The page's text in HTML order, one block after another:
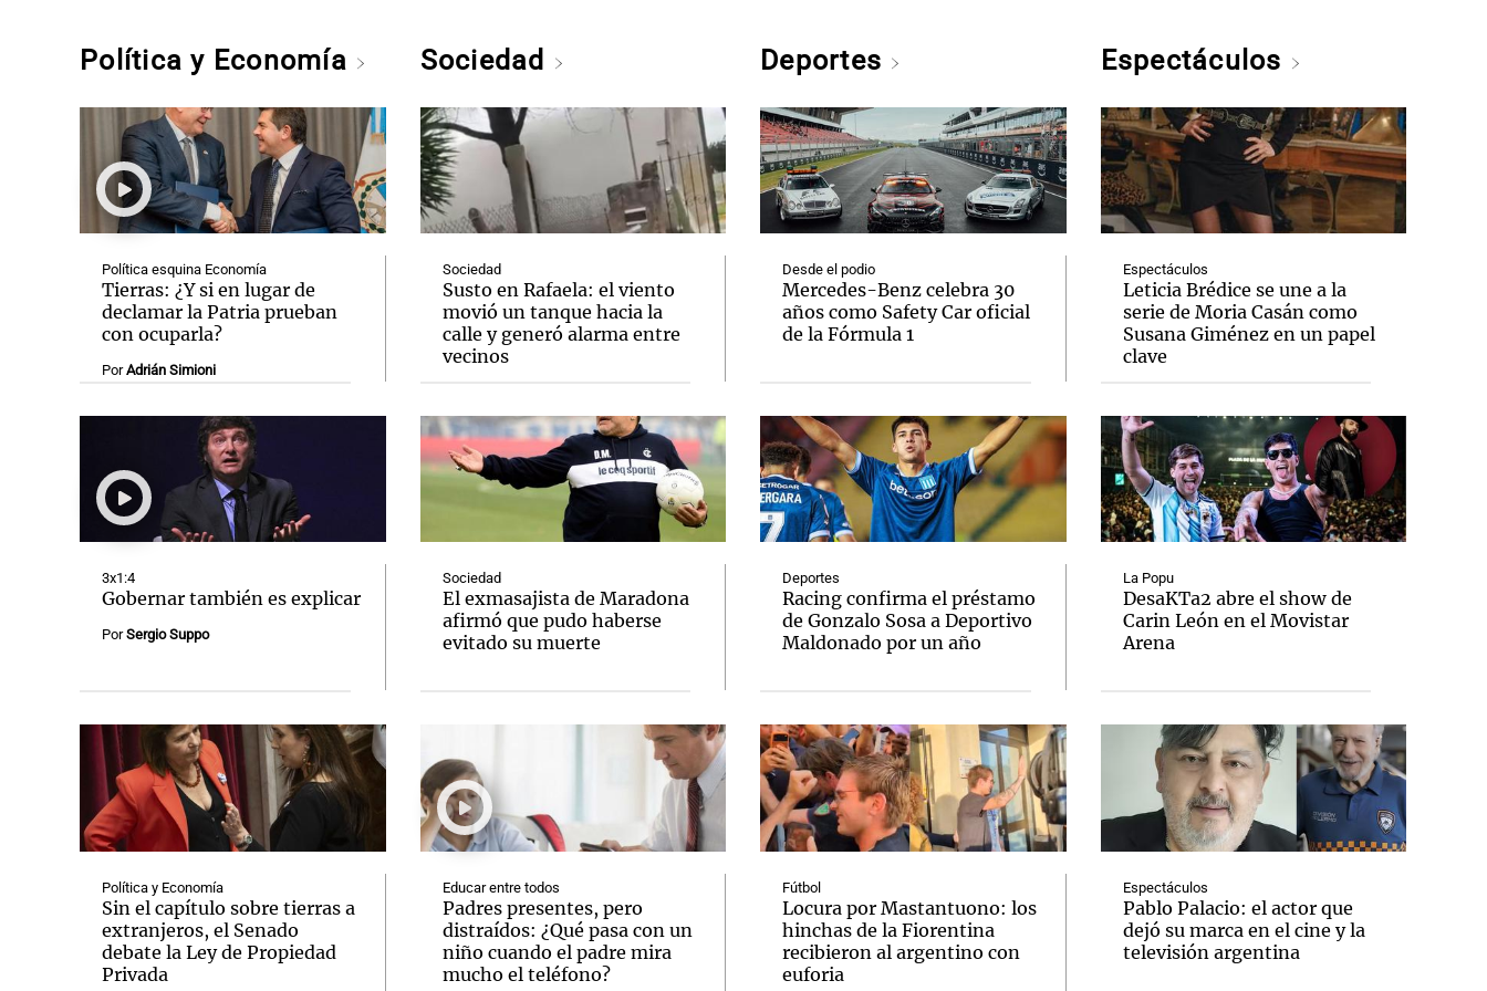
Política y Economía
Política esquina Economía
Tierras: ¿Y si en lugar de
declamar la Patria prueban
con ocuparla?
PorAdrián Simioni
3x1:4
Gobernar también es explicar
PorSergio Suppo
Política y Economía
Sin el capítulo sobre tierras a
extranjeros, el Senado
debate la Ley de Propiedad
Privada
Sociedad
Sociedad
Susto en Rafaela: el viento
movió un tanque hacia la
calle y generó alarma entre
vecinos
Sociedad
El exmasajista de Maradona
afirmó que pudo haberse
evitado su muerte
Educar entre todos
Padres presentes, pero
distraídos: ¿Qué pasa con un
niño cuando el padre mira
mucho el teléfono?
Deportes
Desde el podio
Mercedes-Benz celebra 30
años como Safety Car oficial
de la Fórmula 1
Deportes
Racing confirma el préstamo
de Gonzalo Sosa a Deportivo
Maldonado por un año
Fútbol
Locura por Mastantuono: los
hinchas de la Fiorentina
recibieron al argentino con
euforia
Espectáculos
Espectáculos
Leticia Brédice se une a la
serie de Moria Casán como
Susana Giménez en un papel
clave
La Popu
DesaKTa2 abre el show de
Carin León en el Movistar
Arena
Espectáculos
Pablo Palacio: el actor que
dejó su marca en el cine y la
televisión argentina
Notas
El huracán de Arequito
Notas
Cadena 3 en Groenlandia